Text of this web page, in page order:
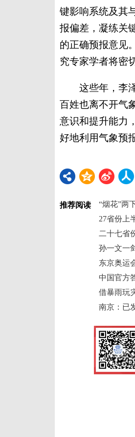
键影响系统及其
报偏差，凝练关
的正确预报意见
究专家学者将密
这些年，李泽
百姓也离不开气
意识和提升能力
好地利用气象预
推荐阅读
“烟花”两
27省份上
二十七省
孙一文一
东京奥运
中国官方
借暴雨玩
南京：已